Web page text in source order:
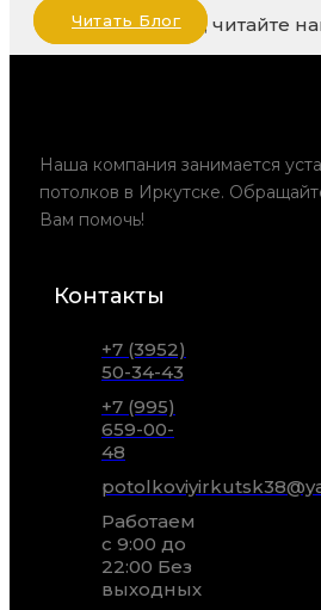
Также, читайте
Читать Блог
Наша компания занимается
потолков в Иркутске.
Вам помочь!
Контакты
+7 (3952)
50-34-43
+7 (995)
659-00-
48
Работаем
с 9:00 до
22:00 Без
выходных